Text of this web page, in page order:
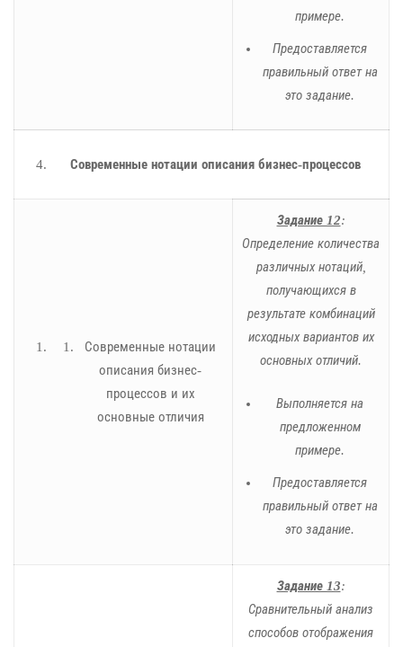
примере.
Предоставляется
правильный ответ на
это задание.
Современные нотации описания бизнес-процессов
Современные нотации
описания бизнес-
процессов и их
основные отличия
Задание 12:
Определение количества
различных нотаций,
получающихся в
результате комбинаций
исходных вариантов их
основных отличий.
Выполняется на
предложенном
примере.
Предоставляется
правильный ответ на
это задание.
Задание 13:
Сравнительный анализ
способов отображения